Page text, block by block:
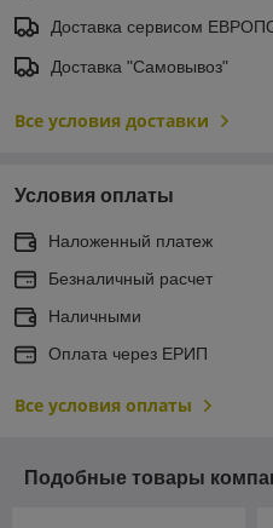
Доставка сервисом
Доставка "Самовывоз"
Все условия доставки
Условия оплаты
Наложенный платеж
Безналичный расчет
Наличными
Оплата через ЕРИП
Все условия оплаты
Подобные товары